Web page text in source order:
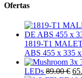
Ofertas
1819-T1
ABS 455 x 335
LEDs 89.00 €